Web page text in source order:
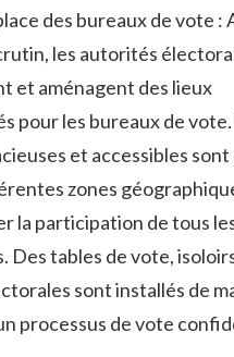
​des bureaux de vote :⁣
les autorités
et aménagent ‍des ‌lieux
pour⁢ les bureaux de
⁣et ⁣accessibles
zones
la participation⁢ de tous
Des tables de vote,⁢
sont installés de
processus ‌de vote